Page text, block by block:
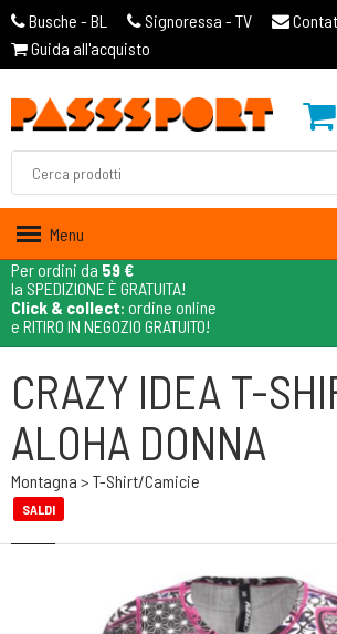
Busche - BL Signoressa - TV
Guida all'acquisto
Menu
Per ordini da 59 €
la SPEDIZIONE È GRATUITA!
Click & collect: ordine online
e RITIRO IN NEGOZIO GRATUITO!
CRAZY IDEA T-
ALOHA DONNA
Montagna > T-Shirt/camicie
SALDI